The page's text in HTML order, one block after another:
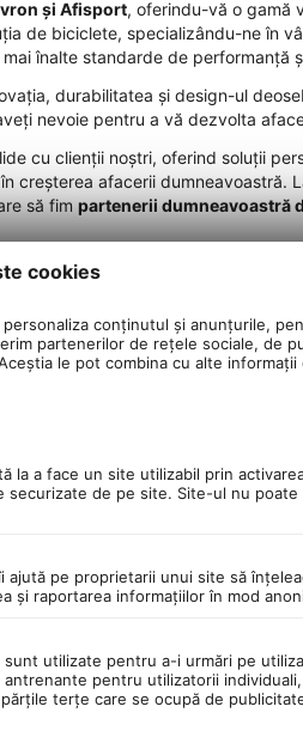
și Afisport, oferindu-vă o gamă
de biciclete, specializându-ne în
înalte standarde de performanță
durabilitatea și design-ul
nevoie pentru a vă dezvolta
cu clienții noștri, oferind soluții
creșterea afacerii dumneavoastră.
să fim partenerii dumneavoastră
Vreau sa devin distribuitor
cookies
conținutul și anunțurile,
partenerilor de rețele sociale, de
le pot combina cu alte
la a face un site utilizabil prin
securizate de pe site. Site-ul nu
ajută pe proprietarii unui site să
şi raportarea informaţiilor în mod
utilizate pentru a-i urmări pe
pentru utilizatorii
terţe care se ocupă de